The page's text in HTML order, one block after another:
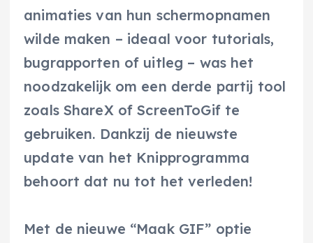
animaties van hun schermopnamen
wilde maken – ideaal voor tutorials,
bugrapporten of uitleg – was het
noodzakelijk om een derde partij tool
zoals ShareX of ScreenToGif te
gebruiken. Dankzij de nieuwste
update van het Knipprogramma
behoort dat nu tot het verleden!
Met de nieuwe “Maak GIF” optie